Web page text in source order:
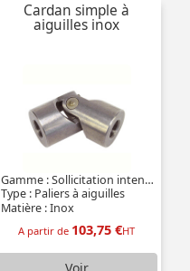
Cardan simple à
aiguilles inox
Gamme : Sollicitation intensive DIN808-7551
Type : Paliers à aiguilles
Matière : Inox
A partir de 103,75 €HT